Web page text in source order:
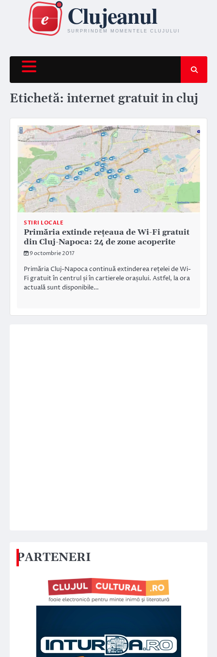
content
Etichetă: internet gratuit in cluj
STIRI LOCALE
Primăria extinde rețeaua de Wi-Fi gratuit
din Cluj-Napoca: 24 de zone acoperite
9 octombrie 2017
Primăria Cluj-Napoca continuă extinderea rețelei de Wi-
Fi gratuit în centrul și în cartierele orașului. Astfel, la ora
actuală sunt disponibile…
PARTENERI